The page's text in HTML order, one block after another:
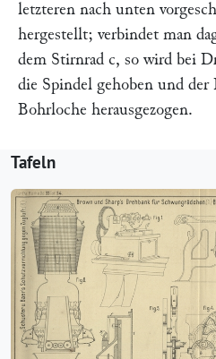
letzteren nach unten
hergestellt; verbindet man
dem Stirnrad c, so wird bei
die Spindel gehoben und der
Bohrloche herausgezogen.
Tafeln